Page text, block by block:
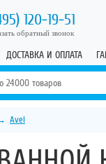
120-19-51
обратный звонок
ДОСТАВКА И ОПЛАТА
Avel